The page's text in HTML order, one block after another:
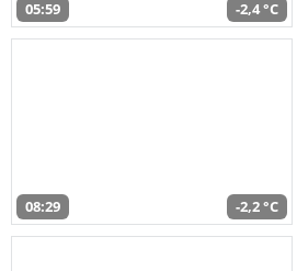
05:59 -2,4 °C
08:29 -2,2 °C